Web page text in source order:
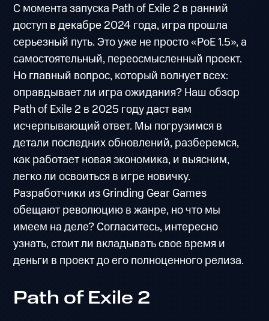
С момента запуска Path of Exile 2 в ранний
доступ в декабре 2024 года, игра прошла
серьезный путь. Это уже не просто «PoE 1.5», а
самостоятельный, переосмысленный проект.
Но главный вопрос, который волнует всех:
оправдывает ли игра ожидания? Наш обзор
Path of Exile 2 в 2025 году даст вам
исчерпывающий ответ. Мы погрузимся в
детали последних обновлений, разберемся,
как работает новая экономика, и выясним,
легко ли освоиться в игре новичку.
Разработчики из Grinding Gear Games
обещают революцию в жанре, но что мы
имеем на деле? Согласитесь, интересно
узнать, стоит ли вкладывать свое время и
деньги в проект до его полноценного релиза.
Path of Exile 2